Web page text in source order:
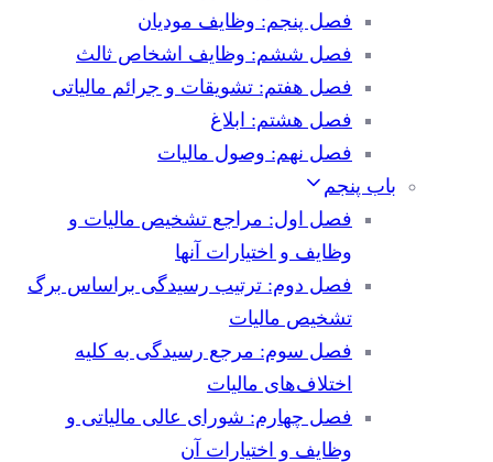
فصل پنجم: وظایف مودیان
فصل ششم: وظایف اشخاص ثالث
فصل هفتم: تشویقات و جرائم مالیاتی
فصل هشتم: ابلاغ
فصل نهم: وصول مالیات
باب پنجم
فصل اول: مراجع تشخیص مالیات و
وظایف و اختیارات آنها
فصل دوم: ترتیب رسیدگی براساس برگ
تشخیص مالیات
فصل سوم: مرجع رسیدگی به کلیه
اختلاف‌های مالیات
فصل چهارم: شورای عالی مالیاتی و
وظایف و اختیارات آن